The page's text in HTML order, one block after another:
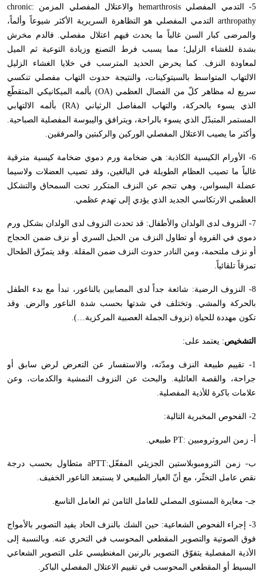
5- التدمي المفصلي hemarthrosis والاعتلال المفصلي المزمن :chronic
arthropathy التدمي المفصلي هو التظاهرة السريرية الأكثر شيوعاً وألماً،
والمرضى كبار السن غالباً ما يحدث فيهم اعتلال مفصلي. فالدم مخرش
بشدة للغشاء الزليل؛ مما يسبب فرط التصنع وزيادة التوعية ثم الميل
لمعاودة النزف. كما يحرض الحديد المترسب في خلايا الغشاء الزليل
الالتهاب المتواسط بالسيتوكينات، والنتيجة حدوث التهاب مفصلي تنكسي
سريع له مظاهر كلّ من الفصال العظمي (OA) بألمه الميكانيكي المتقطّع
الذي يسوء بالحركة، والتهاب المفاصل الرثياني (RA) بألمه الالتهابي
المستمر المتبدّل الذي يسوء بالراحة، ويترافق واليبوسة المفصلية الصباحية.
وأكثر ما يصيب الاعتلال المفصلي الوركين والركبتين والمرفقين.
6- الأورام الكيسية الكاذبة: هي ضخامة ورم دموي ضخامة كيسية مترقية
غالباً ما تصيب العظام الطويلة في البالغين، وقد تصيب العضلات ولاسيما
عضلة البسواس، وهي تنجم عن النزف المتكرر تحت السمحاق والتشكل
العظمي الارتكاسي الجديد الذي يؤدي إلى تهدم عظمي.
7- النزوف لدى الولدان والأطفال: قد تحدث النزوف لدى الولدان بشكل ورم
دموي في الفروة أو تطاول النزف من الحبل السري أو نزف ضمن الحجاج
أو نزف ملتحمة، ومن النادر حدوث النزف ضمن المقلة. وقد يتمزّق الطحال
تمزقاً تلقائياً.
8- النزوف الرضية: شائعة جداً لدى المصابين بالناعور، تبدأ مع بدء الطفل
بالحركة والمشي. وتختلف في شدتها بحسب شدة الناعور والرض. وقد
تكون مهددة للحياة (نزوف الجملة العصبية المركزية…).
التشخيص: يعتمد على:
1- تقييم طبيعة النزف ومدّته، والاستفسار عن التعرض لرض سابق أو
جراحة، والقصة العائلية. والبحث عن النزوف النمشية والكدمات، وعن
علامات باكرة للأذية المفصلية.
2- الفحوص المخبرية التالية:
أ- زمن البروثرومبين :PT طبيعي.
ب- زمن الثرومبوبلاستين الجزيئي المفعّل:aPTT متطاول بحسب درجة
نقص عامل التخثّر، مع أنّ العيار الطبيعي لا يستبعد الناعور الخفيف.
جـ- معايرة المستوى المصلي للعامل الثامن ثم العامل التاسع.
3- إجراء الفحوص الشعاعية: حين الشك بالنزف الحاد يفيد التصوير بالأمواج
فوق الصوتية والتصوير المقطعي المحوسب في التحري عنه. وبالنسبة إلى
الأذية المفصلية يتفوّق التصوير بالرنين المغنطيسي على التصوير الشعاعي
البسيط أو المقطعي المحوسب في تقييم الاعتلال المفصلي الباكر.